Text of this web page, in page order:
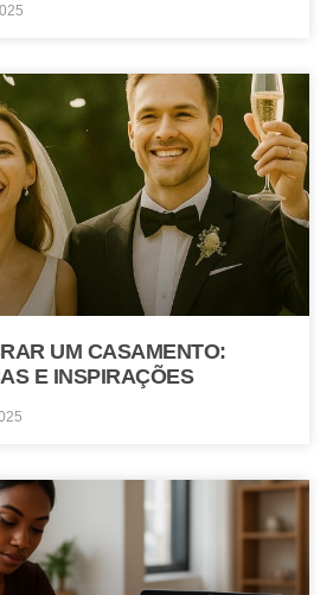
UM CASAMENTO:
E INSPIRAÇÕES